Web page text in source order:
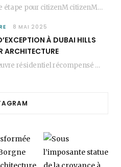
Une nouvelle étape pour citizenM citizenM racheté par Marriott, c’est une annonce qui marque un…
8 MAI 2025
À DUBAI HILLS
ARCHITECTURE
Un chef-d’œuvre résidentiel récompensé MEMAR Architecture, agence renommée basée à Dubaï, présente aujourd’hui sa dernière…